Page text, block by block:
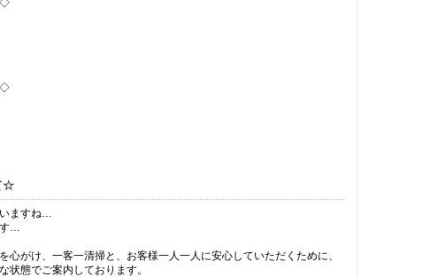
☆
ますね…
す…
心がけ、一客一清掃と、お客様一人一人に安心していただくために、
状態でご案内しております。